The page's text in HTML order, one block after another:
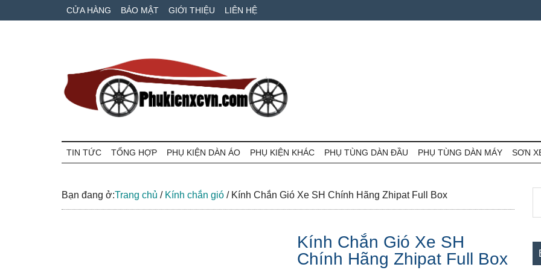
to
to
qua
CỬA HÀNG BẢO MẬT GIỚI THIỆU LIÊN HỆ
Phụ
kiện
xe
xe
và
ô
TIN TỨC TỔNG HỢP PHỤ KIỆN DÀN ÁO PHỤ KIỆN KHÁC PHỤ TÙNG DÀN ĐẦU PHỤ TÙNG DÀN MÁY SƠN
Bạn đang ở:Trang chủ / Kính chắn gió /Kính Chắn Gió Xe SH Chính Hãng Zhipat Full Box
Kính Chắn Gió Xe SH
Chính Hãng Zhipat Full Box
...